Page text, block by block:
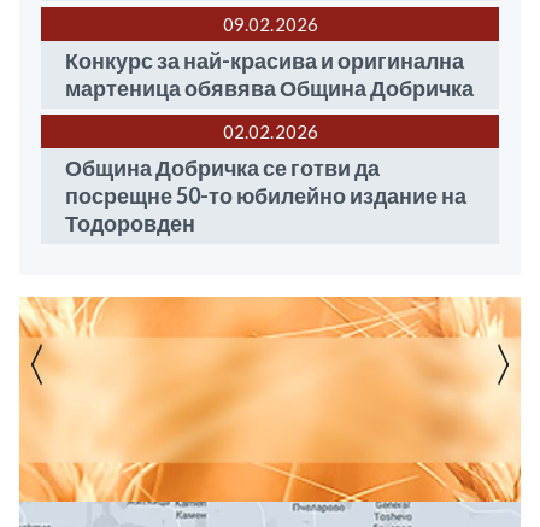
09.02 2026
Конкурс за най-красива и оригинална
мартеница обявява Община Добричка
02.02 2026
Община Добричка се готви да
посрещне 50-то юбилейно издание на
Тодоровден